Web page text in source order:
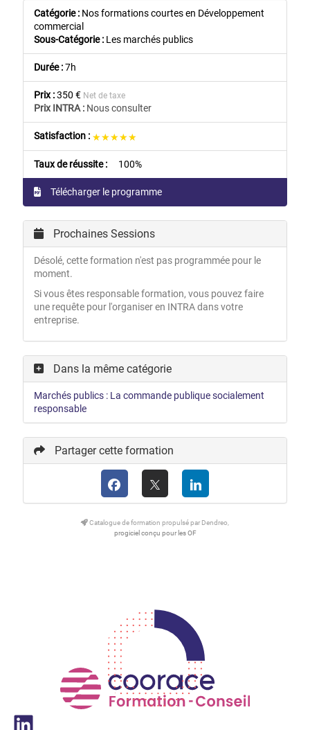
Catégorie : Nos formations courtes en Développement
commercial
Sous-Catégorie : Les marchés publics
Durée :7h
Prix :350 € Net de taxe
Prix INTRA :Nous consulter
Satisfaction : ★★★★★
★★★★★
Taux de réussite : 100%
Télécharger le programme
Prochaines Sessions
Désolé, cette formation n'est pas programmée pour le
moment.
Si vous êtes responsable formation, vous pouvez faire
une requête pour l'organiser en INTRA dans votre
entreprise.
Dans la même catégorie
Marchés publics : La commande publique socialement
responsable
Partager cette formation
Catalogue de formation propulsé par Dendreo,
progiciel conçu pour les OF